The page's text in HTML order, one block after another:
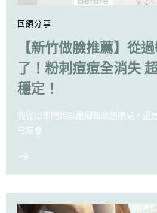
回饋分享
【新竹做臉推薦】從
了！粉刺痘痘全消失
穩定！
我從出生開始就是個超級過敏兒，還
常常會